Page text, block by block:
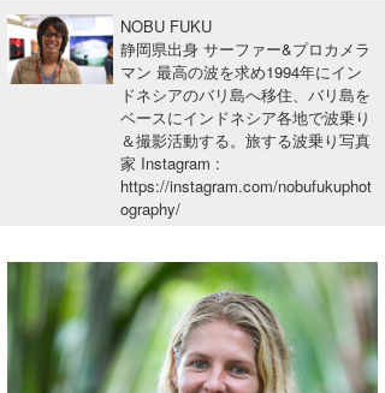
波情報･概況
WAVE HUNTER波予想ツール
サーフィンエリアガイド
今月のプレゼント
NOBU FUKU
静岡県出身 サーファー&プロカメラ
マン 最高の波を求め1994年にイン
ドネシアのバリ島へ移住、バリ島を
ベースにインドネシア各地で波乗り
＆撮影活動する。旅する波乗り写真
家 Instagram :
https://instagram.com/nobufukuphot
ography/
アート＆エンタメ
ショップ情報
湘南
千葉北
お知らせ
その他